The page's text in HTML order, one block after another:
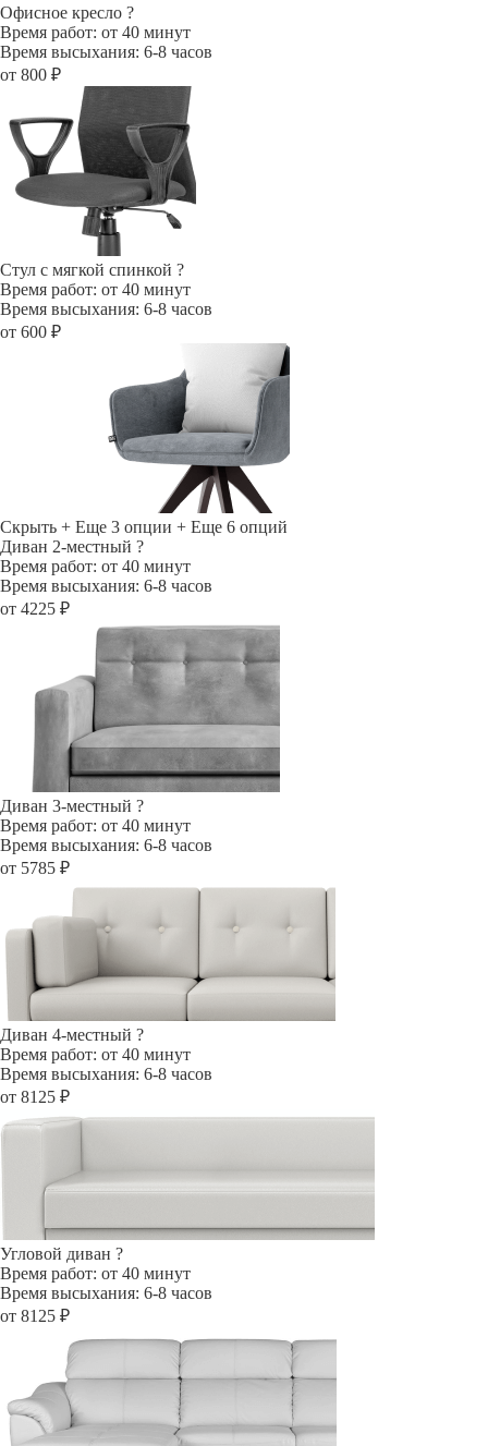
Офисное кресло ?
Время работ: от 40 минут
Время высыхания: 6-8 часов
от 800 ₽
Стул с мягкой спинкой ?
Время работ: от 40 минут
Время высыхания: 6-8 часов
от 600 ₽
Скрыть + Еще 3 опции + Еще 6 опций
Диван 2-местный ?
Время работ: от 40 минут
Время высыхания: 6-8 часов
от 4225 ₽
Диван 3-местный ?
Время работ: от 40 минут
Время высыхания: 6-8 часов
от 5785 ₽
Диван 4-местный ?
Время работ: от 40 минут
Время высыхания: 6-8 часов
от 8125 ₽
Угловой диван ?
Время работ: от 40 минут
Время высыхания: 6-8 часов
от 8125 ₽